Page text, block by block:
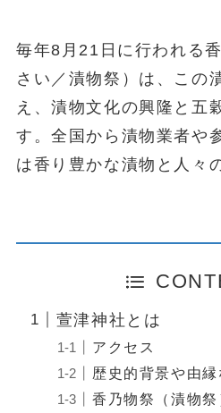
毎年8月21日に行われる
さい／漬物祭）は、この
え、漬物文化の興隆と五
す。全国から漬物業者や
は香り豊かな漬物と人々
萱津神社とは
アクセス
歴史的背景や由縁
香乃物祭（漬物